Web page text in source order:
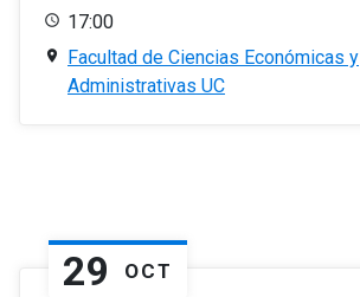
17:00
Facultad de Ciencias Económicas y
Administrativas UC
29 OCT